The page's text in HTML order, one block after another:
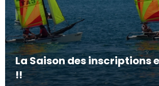
La Saison des inscriptions
!!